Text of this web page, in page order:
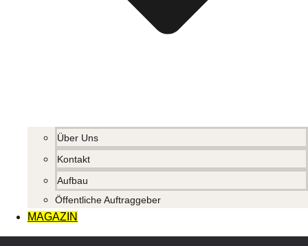
Über Uns
Kontakt
Aufbau
Öffentliche Auftraggeber
MAGAZIN